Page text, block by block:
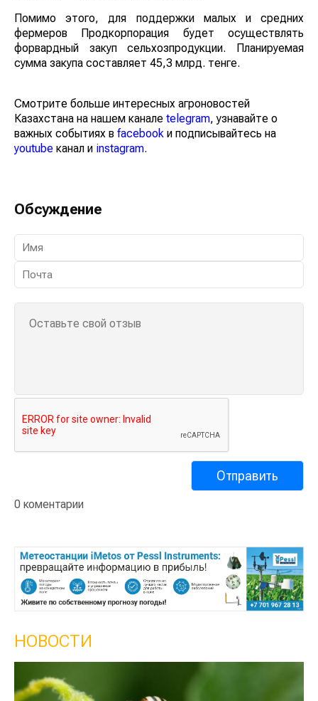
Помимо этого, для поддержки малых и средних
фермеров Продкорпорация будет осуществлять
форвардный закуп сельхозпродукции. Планируемая
сумма закупа составляет 45,3 млрд. тенге.
Смотрите больше интересных агроновостей
Казахстана на нашем канале telegram, узнавайте о
важных событиях в facebook и подписывайтесь на
youtube канал и instagram.
Обсуждение
0 коментарии
НОВОСТИ
Кыргызстан обошел Казахстан по темпам роста
сельского хозяйства